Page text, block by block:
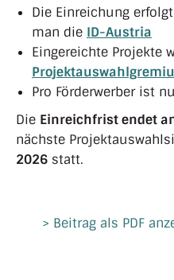
Die Einreichung
man die ID-Austria
Eingereichte Projekte
Pro Förderwerber ist
Die Einreichfrist endet
nächste
2026 statt.
> Beitrag als PDF